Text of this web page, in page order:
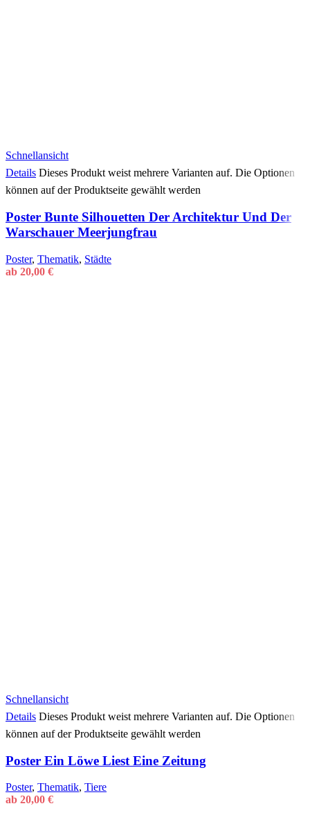
Schnellansicht
Details Dieses Produkt weist mehrere Varianten auf. Die Optionen
können auf der Produktseite gewählt werden
Poster Bunte Silhouetten Der Architektur Und Der
Warschauer Meerjungfrau
Poster, Thematik, Städte
ab 20,00 €
Schnellansicht
Details Dieses Produkt weist mehrere Varianten auf. Die Optionen
können auf der Produktseite gewählt werden
Poster Ein Löwe Liest Eine Zeitung
Poster, Thematik, Tiere
ab 20,00 €